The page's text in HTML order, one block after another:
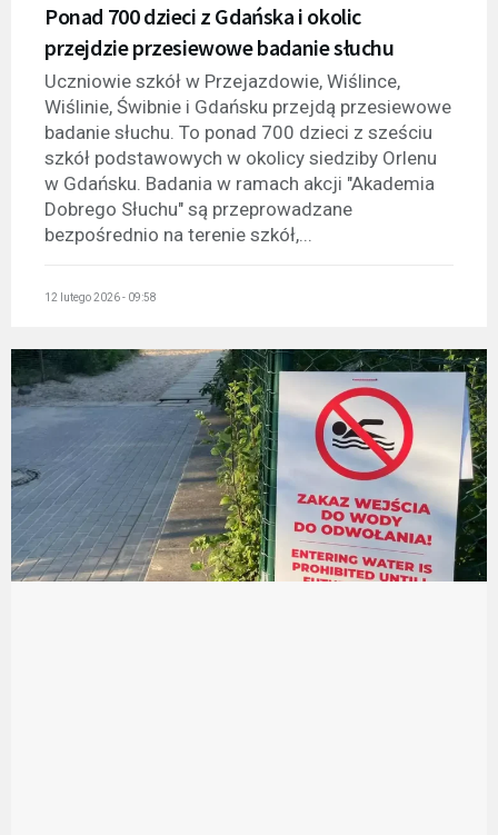
Ponad 700 dzieci z Gdańska i okolic
przejdzie przesiewowe badanie słuchu
Uczniowie szkół w Przejazdowie, Wiślince,
Wiślinie, Świbnie i Gdańsku przejdą przesiewowe
badanie słuchu. To ponad 700 dzieci z sześciu
szkół podstawowych w okolicy siedziby Orlenu
w Gdańsku. Badania w ramach akcji "Akademia
Dobrego Słuchu" są przeprowadzane
bezpośrednio na terenie szkół,...
12 lutego 2026 - 09:58